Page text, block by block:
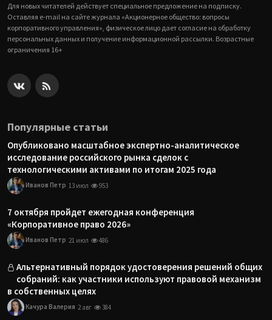
Для новых читателей действует специальное предложение на подписку.
Оставляя e-mail на сайте журнала «Акционерное общество: вопросы
корпоративного управления», физическое лицо дает согласие на обработку
персональных данных и получение информационной рассылки. Возрастные
ограничения 16+
Популярные статьи
Опубликовано масштабное экспертно-аналитическое
исследование российского рынка сделок с
технологическими активами по итогам 2025 года
Иванов Петр 13 июл 953
7 октября пройдет ежегодная конференция
«Корпоративное право 2026»
Иванов Петр 21 июл 486
Альтернативный порядок удостоверения решений общих
собраний: как участники используют правовой механизм
в собственных целях
Качура Валерия 2 авг 384